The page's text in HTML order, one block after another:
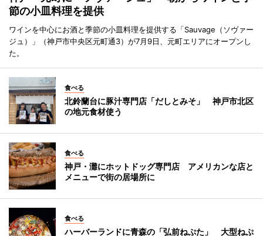
節の小皿料理を提供
ワインを中心にお酒と季節の小皿料理を提供する「Sauvage（ソヴァー
ジュ）」（神戸市中央区元町通3）が7月9日、元町エリアにオープンし
た。
食べる
北鈴蘭台に豚汁専門店「だしとみそ」 神戸市北区
の地元食材使う
食べる
神戸・灘にホットドッグ専門店 アメリカンな店と
メニューで街の居場所に
食べる
ハーバーランドに青森の「弘前ねぷた」 大型ねぷ